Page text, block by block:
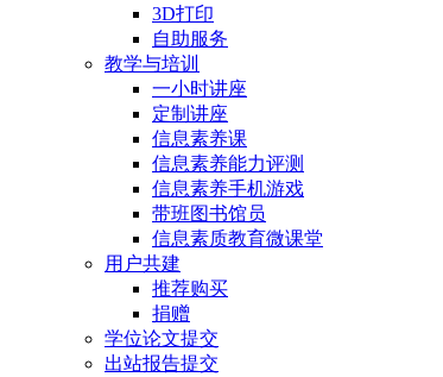
3D打印
自助服务
教学与培训
一小时讲座
定制讲座
信息素养课
信息素养能力评测
信息素养手机游戏
带班图书馆员
信息素质教育微课堂
用户共建
推荐购买
捐赠
学位论文提交
出站报告提交